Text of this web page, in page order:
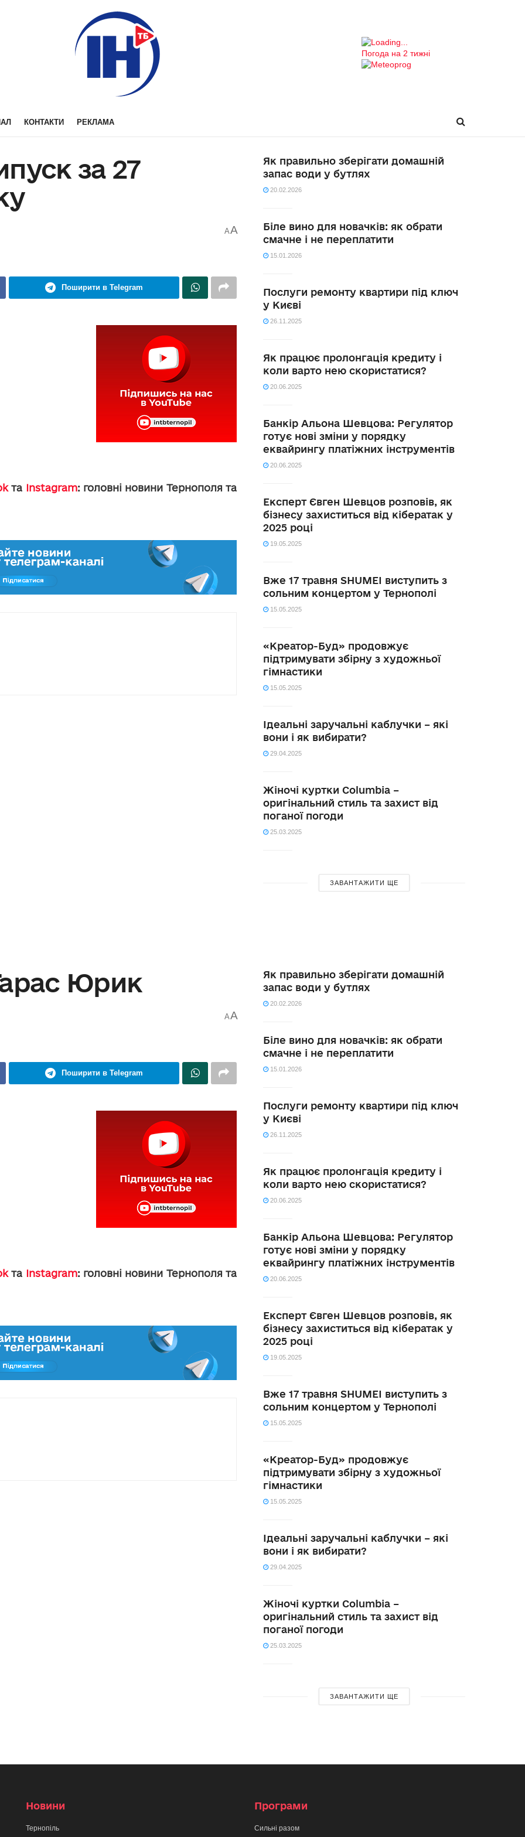
Погода на 2 тижні
КОНТАКТИ РЕКЛАМА
за 27
AA
Поширити в Telegram
та Instagram: головні новини Тернополя та
Як правильно зберігати домашній
запас води у бутлях
20.02.2026
Біле вино для новачків: як обрати
смачне і не переплатити
15.01.2026
Послуги ремонту квартири під ключ
у Києві
26.11.2025
Як працює пролонгація кредиту і
коли варто нею скористатися?
20.06.2025
Банкір Альона Шевцова: Регулятор
готує нові зміни у порядку
еквайрингу платіжних інструментів
20.06.2025
Експерт Євген Шевцов розповів, як
бізнесу захиститься від кібератак у
2025 році
19.05.2025
Вже 17 травня SHUMEI виступить з
сольним концертом у Тернополі
15.05.2025
«Креатор-Буд» продовжує
підтримувати збірну з художньої
гімнастики
15.05.2025
Ідеальні заручальні каблучки – які
вони і як вибирати?
29.04.2025
Жіночі куртки Columbia –
оригінальний стиль та захист від
поганої погоди
25.03.2025
ЗАВАНТАЖИТИ ЩЕ
Юрик
AA
Поширити в Telegram
та Instagram: головні новини Тернополя та
Як правильно зберігати домашній
запас води у бутлях
20.02.2026
Біле вино для новачків: як обрати
смачне і не переплатити
15.01.2026
Послуги ремонту квартири під ключ
у Києві
26.11.2025
Як працює пролонгація кредиту і
коли варто нею скористатися?
20.06.2025
Банкір Альона Шевцова: Регулятор
готує нові зміни у порядку
еквайрингу платіжних інструментів
20.06.2025
Експерт Євген Шевцов розповів, як
бізнесу захиститься від кібератак у
2025 році
19.05.2025
Вже 17 травня SHUMEI виступить з
сольним концертом у Тернополі
15.05.2025
«Креатор-Буд» продовжує
підтримувати збірну з художньої
гімнастики
15.05.2025
Ідеальні заручальні каблучки – які
вони і як вибирати?
29.04.2025
Жіночі куртки Columbia –
оригінальний стиль та захист від
поганої погоди
25.03.2025
ЗАВАНТАЖИТИ ЩЕ
Новини
Тернопіль
Програми
Сильні разом